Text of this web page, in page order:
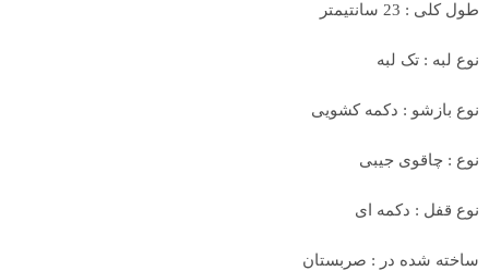
طول کلی : 23 سانتیمتر
نوع لبه : تک لبه
نوع بازشو : دکمه کشویی
نوع : چاقوی جیبی
نوع قفل : دکمه ای
ساخته شده در : صربستان